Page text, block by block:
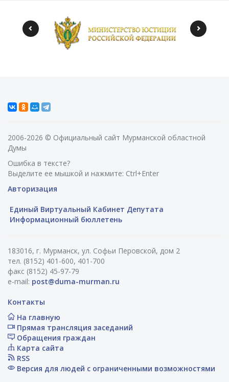
2006-2026 © Официальный сайт Мурманской областной
Думы
Ошибка в тексте?
Выделите ее мышкой и нажмите: Ctrl+Enter
Авторизация
Единый Виртуальный Кабинет Депутата
Информационный бюллетень
183016, г. Мурманск, ул. Софьи Перовской, дом 2
тел. (8152) 401-600, 401-700
факс (8152) 45-97-79
e-mail: post@duma-murman.ru
Контакты
На главную
Прямая трансляция заседаний
Обращения граждан
Карта сайта
RSS
Версия для людей с ограниченными возможностями